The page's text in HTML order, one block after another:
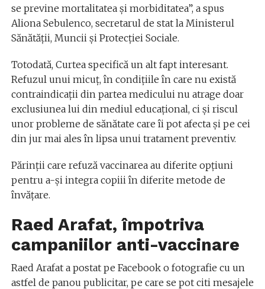
se previne mortalitatea şi morbiditatea”, a spus
Aliona Sebulenco, secretarul de stat la Ministerul
Sănătății, Muncii și Protecției Sociale.
Totodată, Curtea specifică un alt fapt interesant.
Refuzul unui micuț, în condițiile în care nu există
contraindicații din partea medicului nu atrage doar
exclusiunea lui din mediul educațional, ci și riscul
unor probleme de sănătate care îi pot afecta și pe cei
din jur mai ales în lipsa unui tratament preventiv.
Părinții care refuză vaccinarea au diferite opțiuni
pentru a-și integra copiii în diferite metode de
învățare.
Raed Arafat, împotriva
campaniilor anti-vaccinare
Raed Arafat a postat pe Facebook o fotografie cu un
astfel de panou publicitar, pe care se pot citi mesajele